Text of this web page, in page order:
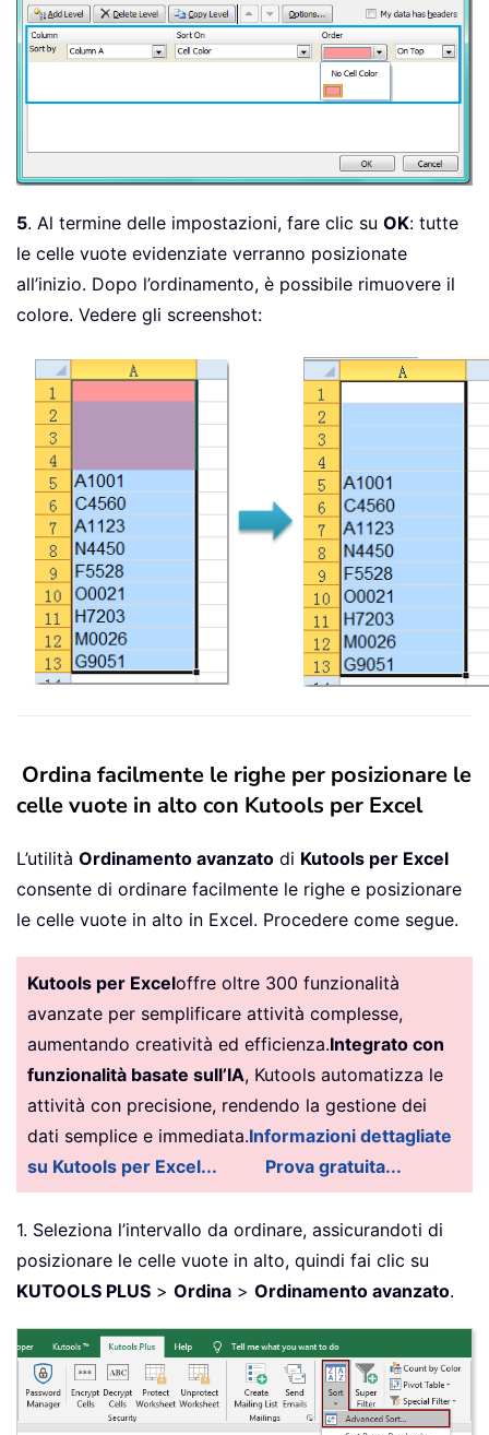
5. Al termine delle impostazioni, fare clic su OK: tutte
le celle vuote evidenziate verranno posizionate
all’inizio. Dopo l’ordinamento, è possibile rimuovere il
colore. Vedere gli screenshot:
Ordina facilmente le righe per posizionare le
celle vuote in alto con Kutools per Excel
L’utilità Ordinamento avanzato di Kutools per Excel
consente di ordinare facilmente le righe e posizionare
le celle vuote in alto in Excel. Procedere come segue.
Kutools per Exceloffre oltre 300 funzionalità
avanzate per semplificare attività complesse,
aumentando creatività ed efficienza.Integrato con
funzionalità basate sull’IA, Kutools automatizza le
attività con precisione, rendendo la gestione dei
dati semplice e immediata.Informazioni dettagliate
su Kutools per Excel...
Prova gratuita...
1. Seleziona l’intervallo da ordinare, assicurandoti di
posizionare le celle vuote in alto, quindi fai clic su
KUTOOLS PLUS > Ordina > Ordinamento avanzato.